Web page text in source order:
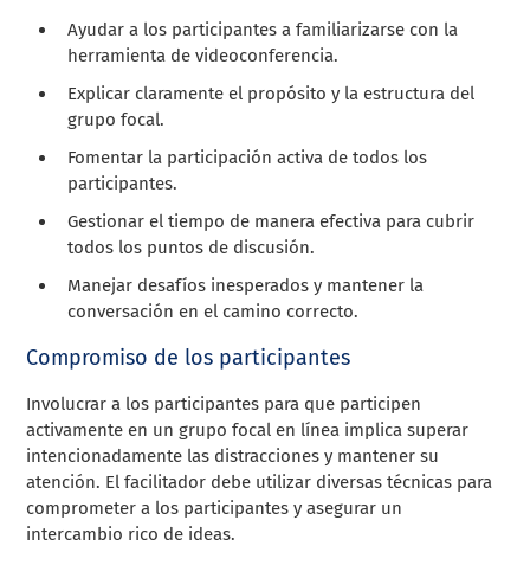
Ayudar a los participantes a familiarizarse con la
herramienta de videoconferencia.
Explicar claramente el propósito y la estructura del
grupo focal.
Fomentar la participación activa de todos los
participantes.
Gestionar el tiempo de manera efectiva para cubrir
todos los puntos de discusión.
Manejar desafíos inesperados y mantener la
conversación en el camino correcto.
Compromiso de los participantes
Involucrar a los participantes para que participen
activamente en un grupo focal en línea implica superar
intencionadamente las distracciones y mantener su
atención. El facilitador debe utilizar diversas técnicas para
comprometer a los participantes y asegurar un
intercambio rico de ideas.